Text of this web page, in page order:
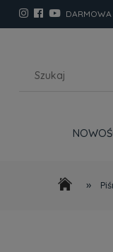
»